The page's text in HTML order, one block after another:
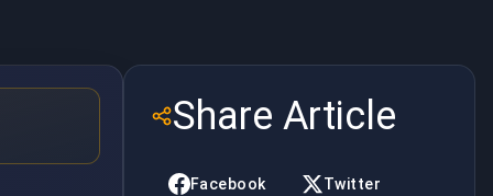
Share Article
Facebook Twitter